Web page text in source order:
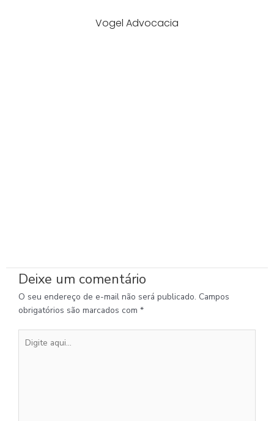
Vogel Advocacia
Deixe um comentário
O seu endereço de e-mail não será publicado. Campos
obrigatórios são marcados com *
aqui...